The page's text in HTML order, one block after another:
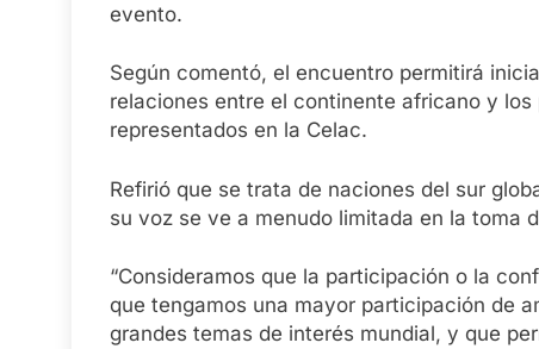
evento.
Según comentó, el encuentro permitirá
relaciones entre el continente africano y
representados en la Celac.
Refirió que se trata de naciones del sur
su voz se ve a menudo limitada en la toma
“Consideramos que la participación o la
que tengamos una mayor participación de
grandes temas de interés mundial, y que